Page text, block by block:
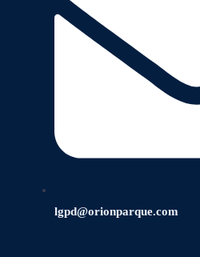
lgpd@orionparque.com